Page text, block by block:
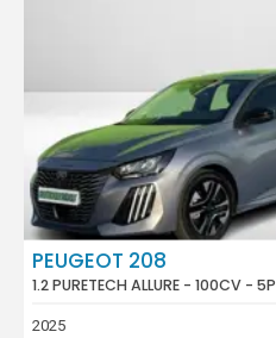
PEUGEOT 208
1.2 PURETECH ALLURE - 100CV - 5P
2025